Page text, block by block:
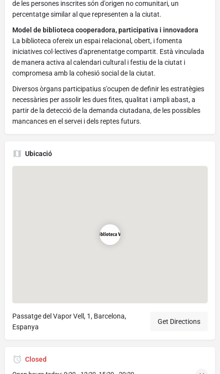
de les persones inscrites són d'origen no comunitari, un
percentatge similar al que representen a la ciutat.
Model de biblioteca cooperadora, participativa i innovadora
La biblioteca ofereix un espai relacional, obert, i fomenta
iniciatives col·lectives d'aprenentatge compartit. Està vinculada
de manera activa al calendari cultural i festiu de la ciutat i
compromesa amb la cohesió social de la ciutat.
Diversos òrgans participatius s'ocupen de definir les estratègies
necessàries per assolir les dues fites, qualitat i ampli abast, a
partir de la detecció de la demanda ciutadana, de les possibles
mancances en el servei i dels reptes futurs.
Ubicació
Passatge del Vapor Vell, 1, Barcelona,
Espanya
Get Directions
Closed